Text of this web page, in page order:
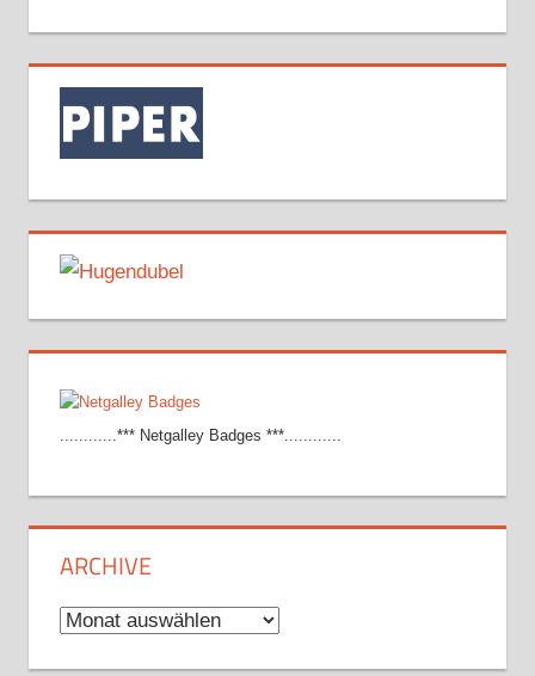
............*** Netgalley Badges ***............
ARCHIVE
Archive